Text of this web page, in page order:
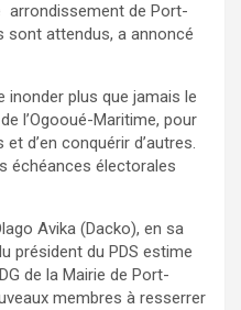
arrondissement de Port-
sont attendus, a annoncé
inonder plus que jamais le
l’Ogooué-Maritime, pour
d’en conquérir d’autres.
échéances électorales
Avika (Dacko), en sa
président du PDS estime
de la Mairie de Port-
membres à resserrer